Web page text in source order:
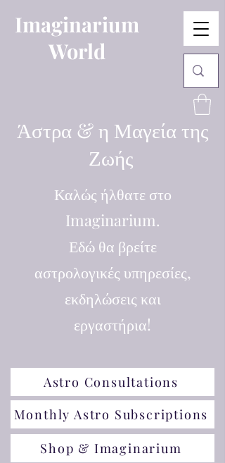
Imaginarium
World
Άστρα & η Μαγεία της
Ζωής
Καλώς ήλθατε στο
Imaginarium.
Εδώ θα βρείτε
αστρολογικές υπηρεσίες,
εκδηλώσεις και
εργαστήρια!
Monthly Astro Subscriptions
Astro Consultations
Shop & Imaginarium